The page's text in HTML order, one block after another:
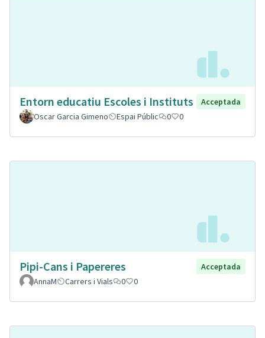
Entorn educatiu Escoles i Instituts
Acceptada
Oscar Garcia Gimeno
Espai Públic 0 0
Pipi-Cans i Papereres
Acceptada
AnnaM
Carrers i Vials 0 0